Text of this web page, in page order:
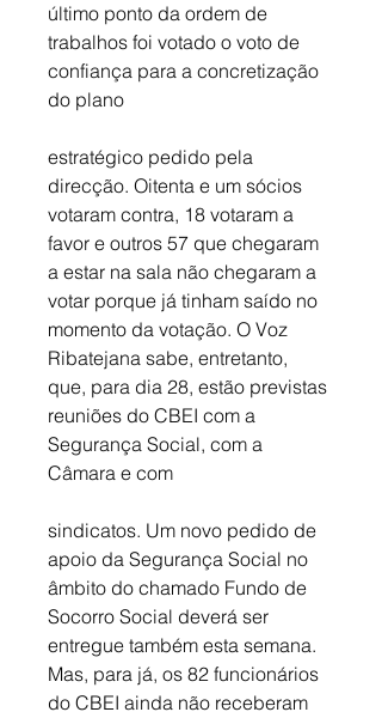
último ponto da ordem de
trabalhos foi votado o voto de
confiança para a concretização
do plano
estratégico pedido pela
direcção. Oitenta e um sócios
votaram contra, 18 votaram a
favor e outros 57 que chegaram
a estar na sala não chegaram a
votar porque já tinham saído no
momento da votação. O Voz
Ribatejana sabe, entretanto,
que, para dia 28, estão previstas
reuniões do CBEI com a
Segurança Social, com a
Câmara e com
sindicatos. Um novo pedido de
apoio da Segurança Social no
âmbito do chamado Fundo de
Socorro Social deverá ser
entregue também esta semana.
Mas, para já, os 82 funcionários
do CBEI ainda não receberam